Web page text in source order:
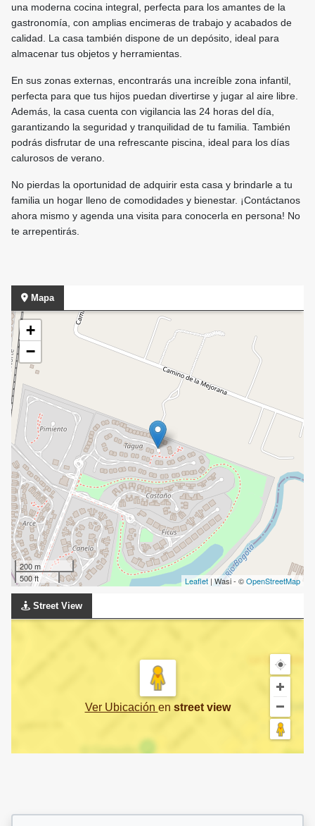
una moderna cocina integral, perfecta para los amantes de la
gastronomía, con amplias encimeras de trabajo y acabados de
calidad. La casa también dispone de un depósito, ideal para
almacenar tus objetos y herramientas.
En sus zonas externas, encontrarás una increíble zona infantil,
perfecta para que tus hijos puedan divertirse y jugar al aire libre.
Además, la casa cuenta con vigilancia las 24 horas del día,
garantizando la seguridad y tranquilidad de tu familia. También
podrás disfrutar de una refrescante piscina, ideal para los días
calurosos de verano.
No pierdas la oportunidad de adquirir esta casa y brindarle a tu
familia un hogar lleno de comodidades y bienestar. ¡Contáctanos
ahora mismo y agenda una visita para conocerla en persona! No
te arrepentirás.
Mapa
+
−
200 m
500 ft
Leaflet | Wasi - ©OpenStreetMap
Street View
Ver Ubicación en street view